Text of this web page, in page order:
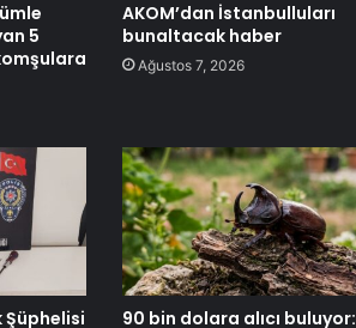
5
AKOM’dan İstanbulluları
bunaltacak haber
Ağustos 7, 2026
Şüphelisi
90 bin dolara alıcı buluyor: